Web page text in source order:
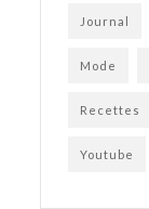
Journal
Mode
Recettes
Youtube